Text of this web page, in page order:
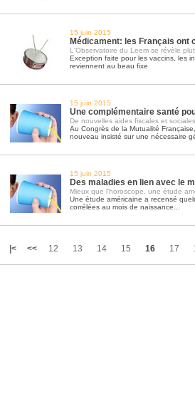
15 juin 2015
Médicament: les Français ont
L'Observatoire du Leem se révèle
Exception faite pour les vaccins, les
reviennent au beau fixe
15 juin 2015
Une complémentaire santé
De nouvelles aides fiscales et
Au Congrès de la Mutualité
nouveau insisté sur une nécessaire
15 juin 2015
Des maladies en lien avec le
Mieux que l'horoscope, une étude
Une étude américaine a recensé
corrélées au mois de naissance...
|< << 12 13 14 15 16 17